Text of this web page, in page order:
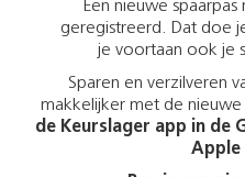
Een nieuwe
geregistreerd. Dat doe
je voortaan ook je
Sparen en verzilveren
makkelijker met de nieuwe
de Keurslager app in de